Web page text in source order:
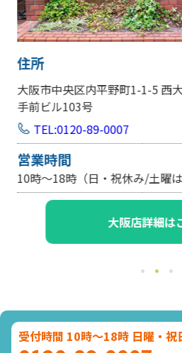
住所
大阪市中央区内平野町1-1-5 西
手前ビル103号
TEL:0120-89-0007
営業時間
10時～18時（日・祝休み/土曜は
大阪店詳細は
受付時間 10時～18時 日曜・祝